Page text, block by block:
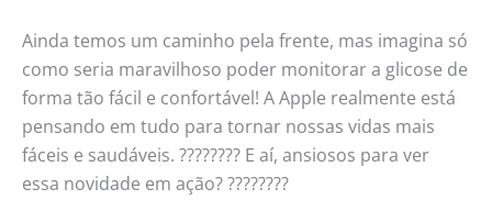
Ainda temos um caminho pela frente, mas imagina só
como seria maravilhoso poder monitorar a glicose de
forma tão fácil e confortável! A Apple realmente está
pensando em tudo para tornar nossas vidas mais
fáceis e saudáveis. ???????? E aí, ansiosos para ver
essa novidade em ação? ????????